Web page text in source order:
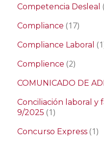
Competencia Desleal
Compliance (17)
Compliance Laboral
Complience (2)
COMUNICADO DE
Conciliación laboral y
9/2025 (1)
Concurso Express (1)